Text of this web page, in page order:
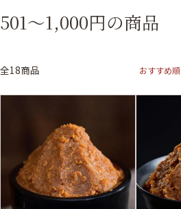
501～1,000円の商品
全18商品 おすすめ順